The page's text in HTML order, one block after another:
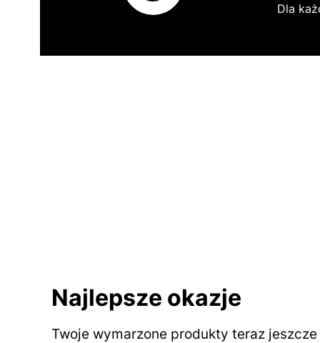
Dla
Najlepsze okazje
Twoje wymarzone produkty teraz